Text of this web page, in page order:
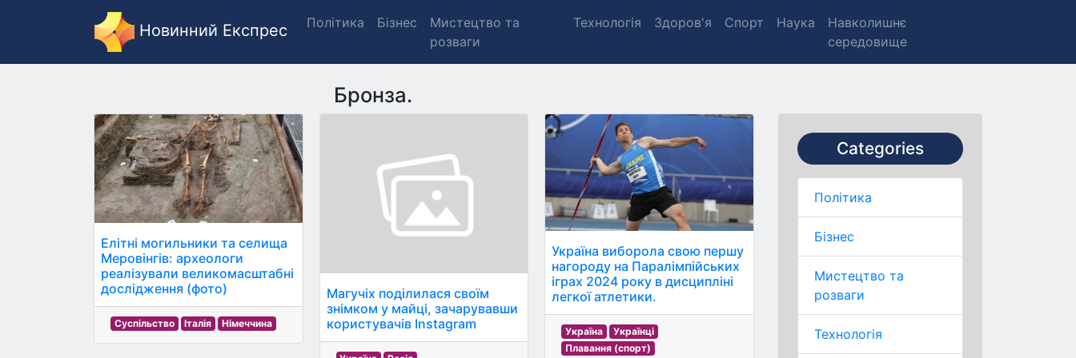
Новинний Експрес Політика Бізнес
Мистецтво та
розваги
Технологія Здоров'я Спорт Наука
Навколишнє
середовище
Бронза.
Categories
Політика
Бізнес
Мистецтво та
розваги
Технологія
Елітні могильники та селища
Меровінгів: археологи
реалізували великомасштабні
дослідження (фото)
Суспільство Італія Німеччина
Магучіх поділилася своїм
знімком у майці, зачарувавши
користувачів Instagram
Україна виборола свою першу
нагороду на Паралімпійських
іграх 2024 року в дисципліні
легкої атлетики.
Україна
Українці
Плавання (спорт)